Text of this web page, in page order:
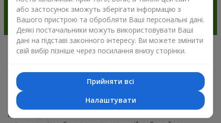
Чому варто вибрати букет з
альстромерії в м.Іваньки
Альстромерія квітка — це ніжність і естетика в одному
букеті. Чарівні кольори пелюсток і незвична форма ніжних
квітів подобається багатьом
або застосунок зможуть зберігати інформацію з
Вашого пристрою та обробляти Ваші персональні дані.
Деякі постачальники можуть використовувати Ваші
дані на підставі законного інтересу. Ви можете змінити
свій вибір пізніше через посилання внизу сторінки.
Прийняти всі
Налаштувати